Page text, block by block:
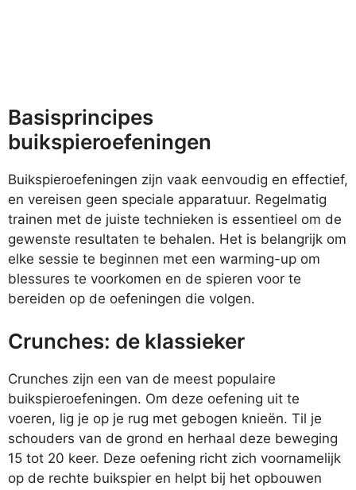
Basisprincipes
buikspieroefeningen
Buikspieroefeningen zijn vaak eenvoudig en effectief,
en vereisen geen speciale apparatuur. Regelmatig
trainen met de juiste technieken is essentieel om de
gewenste resultaten te behalen. Het is belangrijk om
elke sessie te beginnen met een warming-up om
blessures te voorkomen en de spieren voor te
bereiden op de oefeningen die volgen.
Crunches: de klassieker
Crunches zijn een van de meest populaire
buikspieroefeningen. Om deze oefening uit te
voeren, lig je op je rug met gebogen knieën. Til je
schouders van de grond en herhaal deze beweging
15 tot 20 keer. Deze oefening richt zich voornamelijk
op de rechte buikspier en helpt bij het opbouwen